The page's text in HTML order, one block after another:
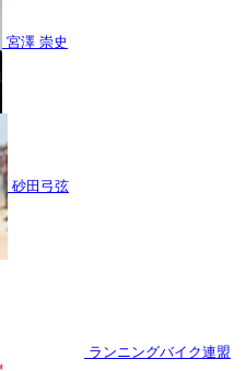
宮澤 崇史
砂田弓弦
ランニングバイク連盟